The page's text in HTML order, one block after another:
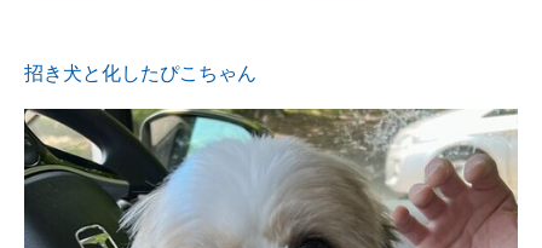
招き犬と化したぴこちゃん